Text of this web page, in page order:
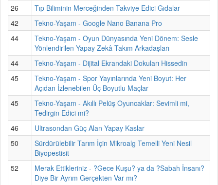
26
Tıp Biliminin Merceğinden Takviye Edici Gıdalar
42
Tekno-Yaşam - Google Nano Banana Pro
44
Tekno-Yaşam - Oyun Dünyasında Yeni Dönem: Sesle
Yönlendirilen Yapay Zekâ Takım Arkadaşları
44
Tekno-Yaşam - Dijital Ekrandaki Dokuları Hissedin
45
Tekno-Yaşam - Spor Yayınlarında Yeni Boyut: Her
Açıdan İzlenebilen Üç Boyutlu Maçlar
45
Tekno-Yaşam - Akıllı Pelüş Oyuncaklar: Sevimli mi,
Tedirgin Edici mi?
46
Ultrasondan Güç Alan Yapay Kaslar
50
Sürdürülebilir Tarım İçin Mikroalg Temelli Yeni Nesil
Biyopestisit
52
Merak Ettikleriniz - ?Gece Kuşu? ya da ?Sabah İnsanı?
Diye Bir Ayrım Gerçekten Var mı?